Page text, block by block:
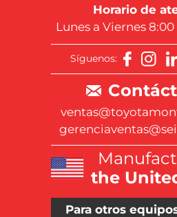
Horario de
Lunes a Viernes
Síguenos:
the
Para otros